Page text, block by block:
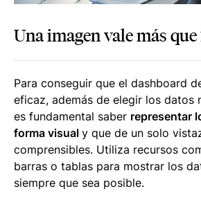
Una imagen vale más
Para conseguir que el dashboard
eficaz, además de elegir los datos
es fundamental saber representar
forma visual y que de un solo
comprensibles. Utiliza recursos
barras o tablas para mostrar los
siempre que sea posible.